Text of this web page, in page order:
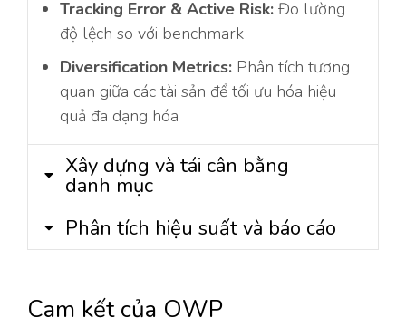
Tracking Error & Active Risk: Đo lường
độ lệch so với benchmark
Diversification Metrics: Phân tích tương
quan giữa các tài sản để tối ưu hóa hiệu
quả đa dạng hóa
Xây dựng và tái cân bằng
danh mục
Phân tích hiệu suất và báo cáo
Cam kết của OWP